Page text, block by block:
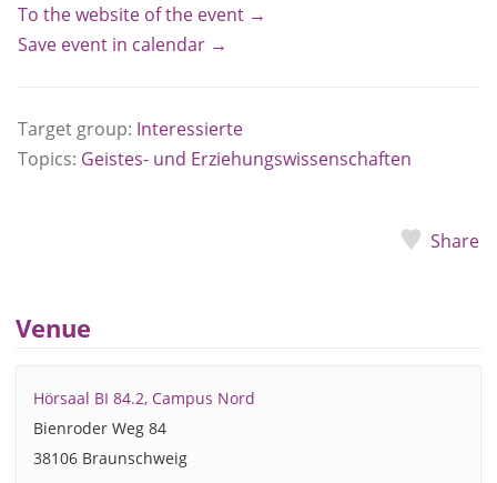
To the website of the event →
Save event in calendar →
Target group: Interessierte
Topics: Geistes- und Erziehungswissenschaften
Share
Venue
Hörsaal BI 84.2, Campus Nord
Bienroder Weg 84
38106 Braunschweig